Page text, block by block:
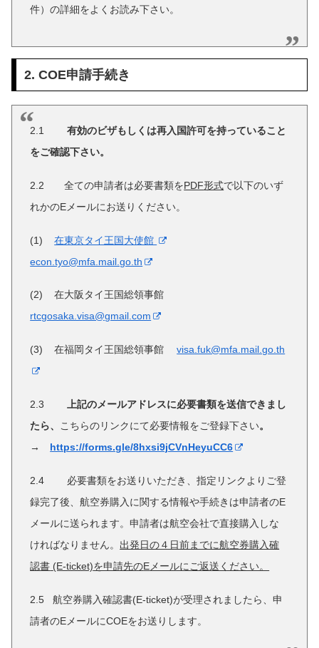
件）の詳細をよくお読み下さい。
2. COE申請手続き
2.1有効のビザもしくは再入国許可を持っていること
をご確認下さい。
2.2 全ての申請者は必要書類をPDF形式で以下のいず
れかのEメールにお送りください。
(1)在東京タイ王国大使館
econ.tyo@mfa.mail.go.th
(2) 在大阪タイ王国総領事館
rtcgosaka.visa@gmail.com
(3) 在福岡タイ王国総領事館visa.fuk@mfa.mail.go.th
2.3 上記のメールアドレスに必要書類を送信できまし
たら、
こちらのリンクにて必要情報をご登録下さい。
→ https://forms.gle/8hxsi9jCVnHeyuCC6
2.4 必要書類をお送りいただき、指定リンクよりご登
録完了後、航空券購入に関する情報や手続きは申請者のE
メールに送られます。申請者は航空会社で直接購入しな
ければなりません。 出発日の４日前までに航空券購入確
認書 (E-ticket)を申請先のE メールにご返送ください。
2.5 航空券購入確認書(E-ticket)が受理されましたら、申
請者のEメールにCOEをお送りします。